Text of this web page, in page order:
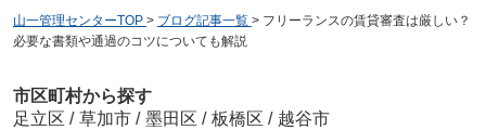
山一管理センターTOP > ブログ記事一覧 > フリーランスの賃貸審査は厳しい？
必要な書類や通過のコツについても解説
市区町村から探す
足立区 / 草加市 / 墨田区 / 板橋区 / 越谷市